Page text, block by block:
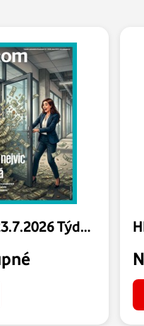
HN 140 - 23.7.2026 Týdeník Ekonom